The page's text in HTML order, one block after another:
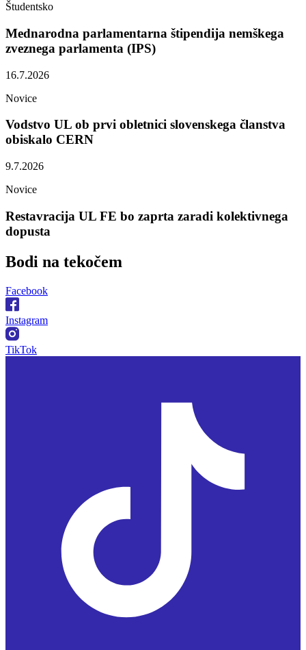
Študentsko
Mednarodna parlamentarna štipendija nemškega
zveznega parlamenta (IPS)
16.7.2026
Novice
Vodstvo UL ob prvi obletnici slovenskega članstva
obiskalo CERN
9.7.2026
Novice
Restavracija UL FE bo zaprta zaradi kolektivnega
dopusta
Bodi na tekočem
Facebook
Instagram
TikTok